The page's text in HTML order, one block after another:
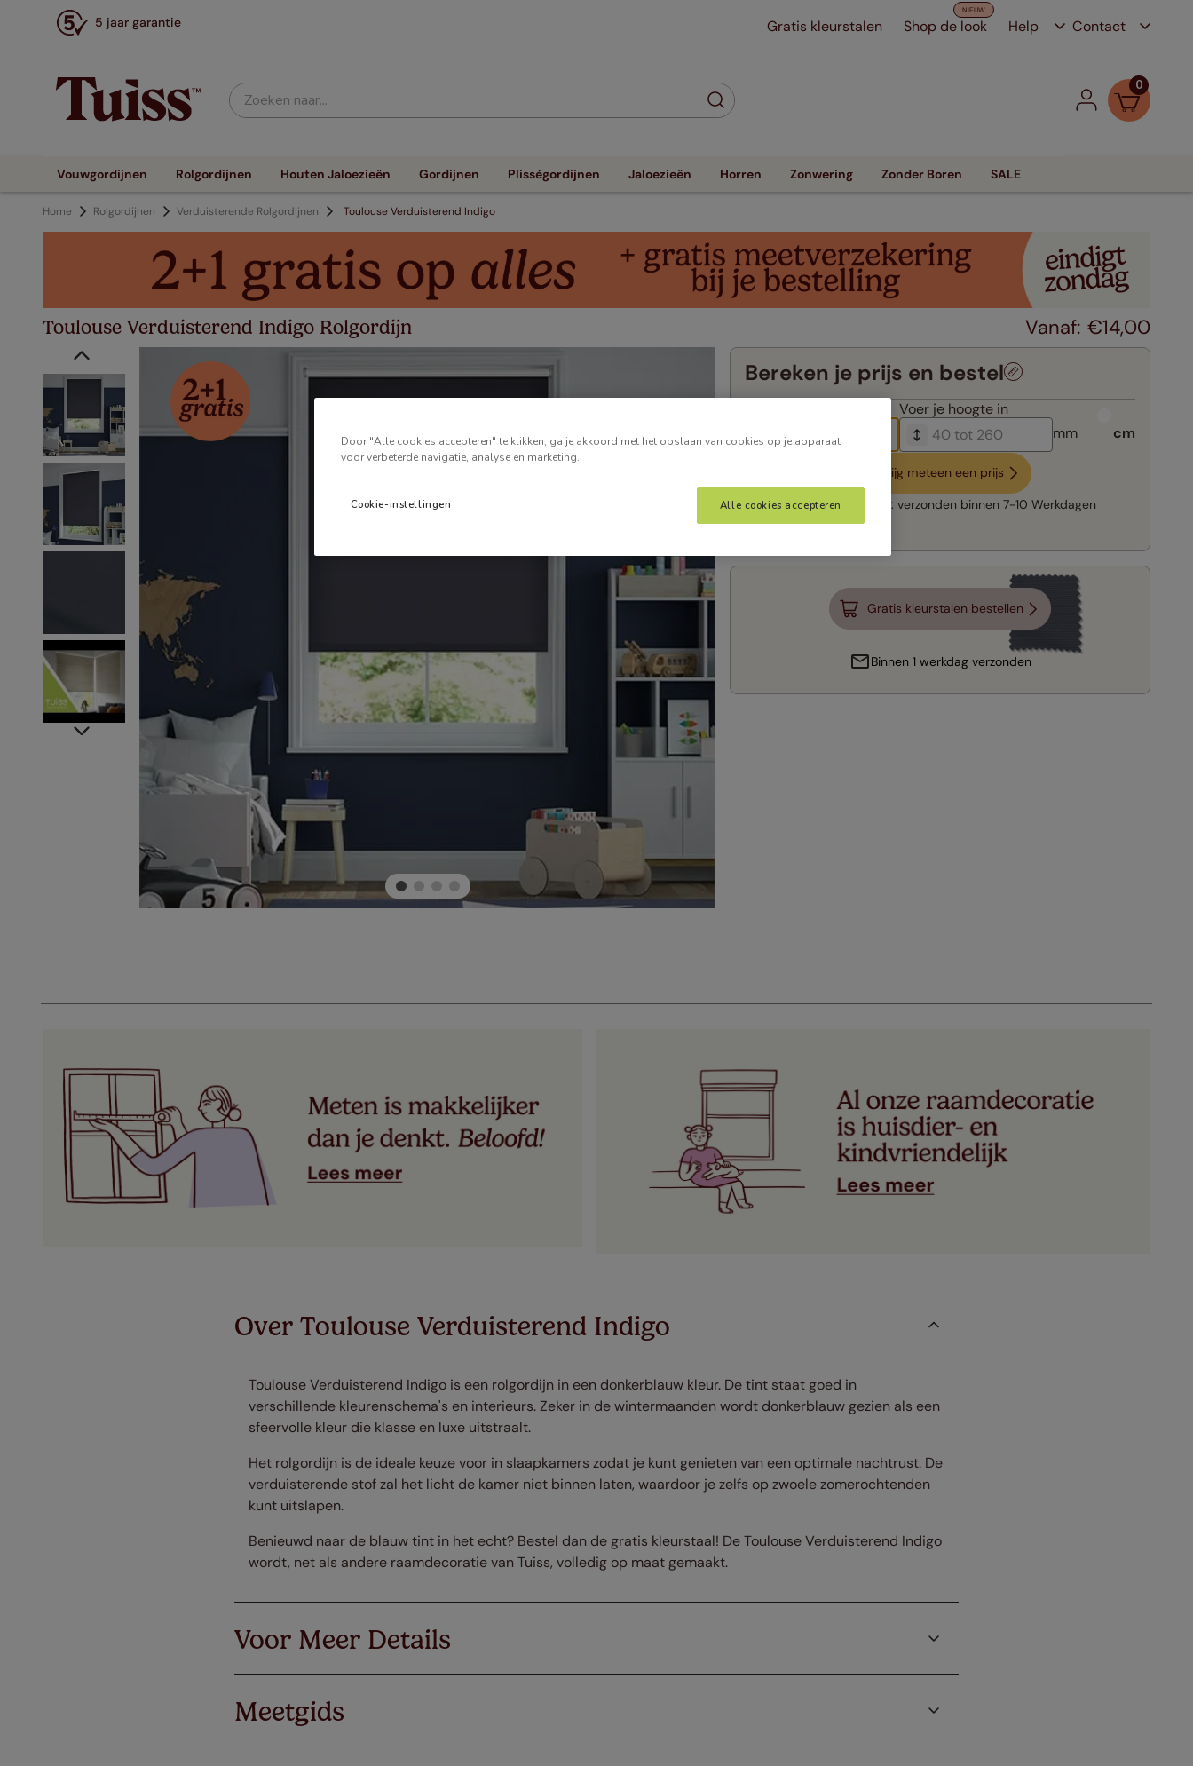
5 jaar garantie Gratis kleurstalen Shop de look Help Contact
Zoeken naar... 0
Vouwgordijnen Rolgordijnen Houten Jaloezieën Gordijnen Plisségordijnen Jaloezieën Horren Zonwering Zonder Boren SALE
Home Rolgordijnen Verduisterende Rolgordijnen Toulouse Verduisterend Indigo
Toulouse Verduisterend Indigo Rolgordijn €14,00
Bereken je prijs en bestel
Voer je hoogte in
mm
cm
Krijg meteen een prijs
Snelle levering: verzonden binnen 7-10 Werkdagen
Gratis kleurstalen bestellen
Binnen 1 werkdag verzonden
Over Toulouse Verduisterend Indigo
Toulouse Verduisterend Indigo is een rolgordijn in een donkerblauw kleur. De tint staat goed in
verschillende kleurenschema's en interieurs. Zeker in de wintermaanden wordt donkerblauw gezien als een
sfeervolle kleur die klasse en luxe uitstraalt.
Het rolgordijn is de ideale keuze voor in slaapkamers zodat je kunt genieten van een optimale nachtrust. De
verduisterende stof zal het licht de kamer niet binnen laten, waardoor je zelfs op zwoele zomerochtenden
kunt uitslapen.
Benieuwd naar de blauw tint in het echt? Bestel dan de gratis kleurstaal! De Toulouse Verduisterend Indigo
wordt, net als andere raamdecoratie van Tuiss, volledig op maat gemaakt.
Voor Meer Details
Meetgids
Door "Alle cookies accepteren" te klikken, ga je akkoord met het opslaan van cookies op je apparaat
voor verbeterde navigatie, analyse en marketing.
Cookie-instellingen Alle cookies accepteren